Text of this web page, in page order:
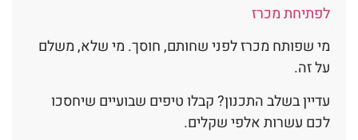
לפתיחת מכרז
מי שפותח מכרז לפני שחותם, חוסך. מי שלא, משלם
על זה.
עדיין בשלב התכנון? קבלו טיפים שבועיים שיחסכו
לכם עשרות אלפי שקלים.